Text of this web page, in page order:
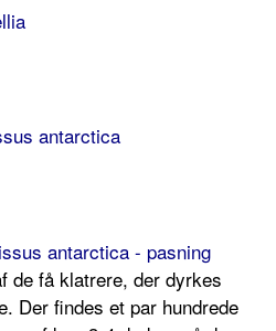
antarctica
antarctica - pasning
de få klatrere, der dyrkes
Der findes et par hundrede